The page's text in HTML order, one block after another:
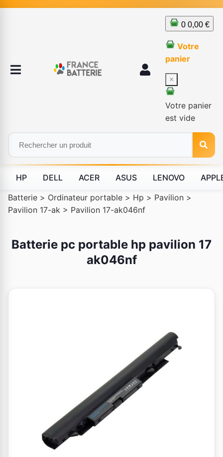
0 0,00 €
Votre
panier
×
Votre panier
est vide
HP DELL ACER ASUS LENOVO
Batterie > Ordinateur portable > Hp > Pavilion >
Pavilion 17-ak > Pavilion 17-ak046nf
Batterie pc portable hp pavilion 17
ak046nf